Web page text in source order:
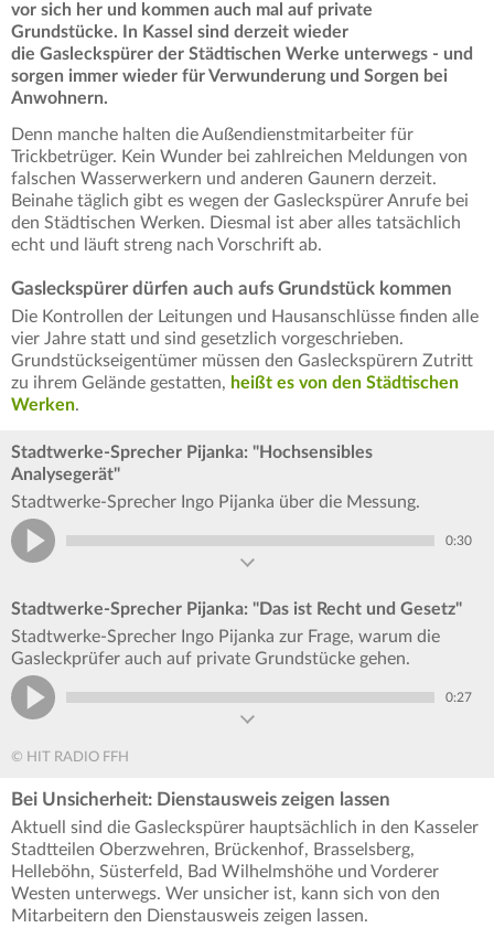
vor sich her und kommen auch mal auf private
Grundstücke. In Kassel sind derzeit wieder
die Gasleckspürer der Städtischen Werke unterwegs - und
sorgen immer wieder für Verwunderung und Sorgen bei
Anwohnern.
Denn manche halten die Außendienstmitarbeiter für
Trickbetrüger. Kein Wunder bei zahlreichen Meldungen von
falschen Wasserwerkern und anderen Gaunern derzeit.
Beinahe täglich gibt es wegen der Gasleckspürer Anrufe bei
den Städtischen Werken. Diesmal ist aber alles tatsächlich
echt und läuft streng nach Vorschrift ab.
Gasleckspürer dürfen auch aufs Grundstück kommen
Die Kontrollen der Leitungen und Hausanschlüsse finden alle
vier Jahre statt und sind gesetzlich vorgeschrieben.
Grundstückseigentümer müssen den Gasleckspürern Zutritt
zu ihrem Gelände gestatten, heißt es von den Städtischen
Werken.
Stadtwerke-Sprecher Pijanka: "Hochsensibles
Analysegerät"
Stadtwerke-Sprecher Ingo Pijanka über die Messung.
0:30
Stadtwerke-Sprecher Pijanka: "Das ist Recht und Gesetz"
Stadtwerke-Sprecher Ingo Pijanka zur Frage, warum die
Gasleckprüfer auch auf private Grundstücke gehen.
0:27
© HIT RADIO FFH
Bei Unsicherheit: Dienstausweis zeigen lassen
Aktuell sind die Gasleckspürer hauptsächlich in den Kasseler
Stadtteilen Oberzwehren, Brückenhof, Brasselsberg,
Helleböhn, Süsterfeld, Bad Wilhelmshöhe und Vorderer
Westen unterwegs. Wer unsicher ist, kann sich von den
Mitarbeitern den Dienstausweis zeigen lassen.